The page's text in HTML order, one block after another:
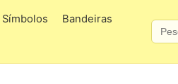
Símbolos
Bandeiras